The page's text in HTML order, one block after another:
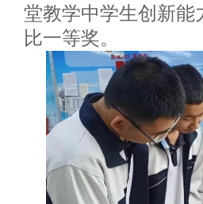
堂教学中学生创新能
比一等奖。